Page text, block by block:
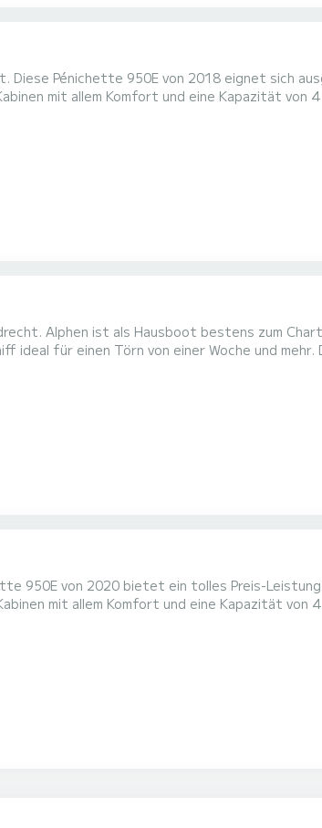
Diese Pénichette 950E von 2018 eignet sich
sein, um einen einzigartigen Urlaub auf dem
Alphen ist als Hausboot bestens zum
einen Törn von einer Woche und mehr. Das Boot hat 1
einer Gesamtlänge von 10 Metern wird es Ihr
950E von 2020 bietet ein tolles Preis-
sein, um einen einzigartigen Urlaub auf dem